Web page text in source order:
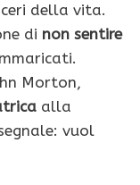
della vita.
di non sentire
Morton,
alla
vuol